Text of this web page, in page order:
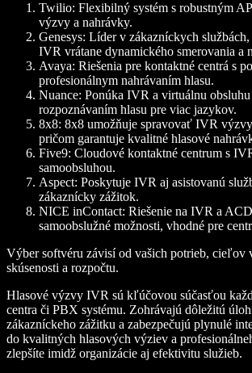
Twilio: Flexibilný systém s robustným
výzvy a nahrávky.
Genesys: Líder v zákazníckych
IVR vrátane dynamického smerovania a
Avaya: Riešenia pre kontaktné centrá s
profesionálnym nahrávaním hlasu.
Nuance: Ponúka IVR a virtuálnu
rozpoznávaním hlasu pre viac jazykov.
8x8: 8x8 umožňuje spravovať IVR
pričom garantuje kvalitné hlasové
Five9: Cloudové kontaktné centrum s
samoobsluhou.
Aspect: Poskytuje IVR aj asistovanú
zákaznícky zážitok.
NICE inContact: Riešenie na IVR a
samoobslužné možnosti, vhodné pre
Výber softvéru závisí od vašich potrieb, cieľov
skúsenosti a rozpočtu.
Hlasové výzvy IVR sú kľúčovou súčasťou
centra či PBX systému. Zohrávajú dôležitú
zákazníckeho zážitku a zabezpečujú plynulé
do kvalitných hlasových výziev a
zlepšíte imidž organizácie aj efektivitu služieb.